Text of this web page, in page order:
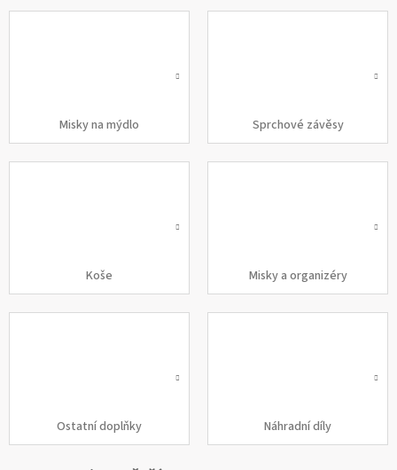
Misky na mýdlo Sprchové závěsy
Koše Misky a organizéry
Ostatní doplňky Náhradní díly